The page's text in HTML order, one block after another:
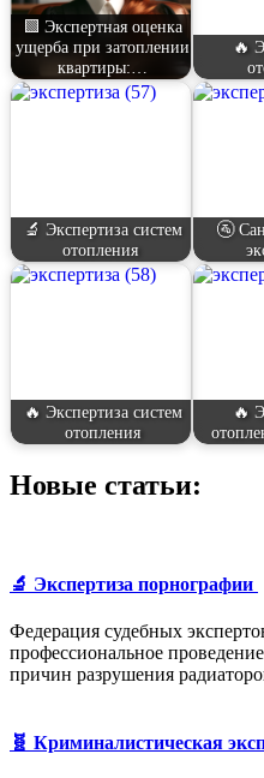
🟩 Экспертная оценка
ущерба при затоплении
квартиры:…
🔥
🔬 Экспертиза систем
отопления
🚰
🔥 Экспертиза систем
отопления
🔥
Новые статьи:
🔬 Экспертиза порнографии
Федерация судебных
профессиональное
причин разрушения
🧬 Криминалистическая